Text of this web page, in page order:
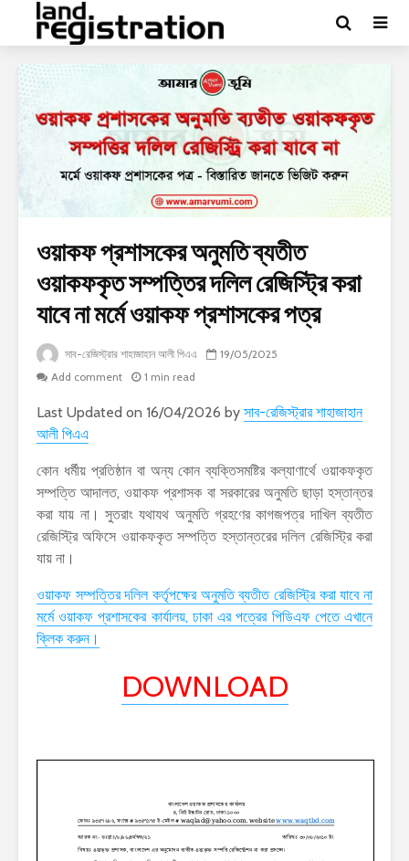
ওয়াকফ প্রশাসকের অনুমতি ব্যতীত
ওয়াকফকৃত সম্পত্তির দলিল রেজিস্ট্রি করা
যাবে না মর্মে ওয়াকফ প্রশাসকের পত্র
সাব-রেজিস্ট্রার শাহাজাহান আলী পিএএ
19/05/2025
Add comment
1 min read
Last Updated on 16/04/2026 by সাব-রেজিস্ট্রার শাহাজাহান
আলী পিএএ
কোন ধর্মীয় প্রতিষ্ঠান বা অন্য কোন ব্যক্তিসমষ্টির কল্যাণার্থে ওয়াকফকৃত
সম্পত্তি আদালত, ওয়াকফ প্রশাসক বা সরকারের অনুমতি ছাড়া হস্তান্তর
করা যায় না। সুতরাং যথাযথ অনুমতি গ্রহণের কাগজপত্র দাখিল ব্যতীত
রেজিস্ট্রি অফিসে ওয়াকফকৃত সম্পত্তি হস্তান্তরের দলিল রেজিস্ট্রি করা
যায় না।
ওয়াকফ সম্পত্তির দলিল কর্তৃপক্ষের অনুমতি ব্যতীত রেজিস্ট্রি করা যাবে না
মর্মে ওয়াকফ প্রশাসকের কার্যালয়, ঢাকা এর পত্রের পিডিএফ পেতে এখানে
ক্লিক করুন।
DOWNLOAD